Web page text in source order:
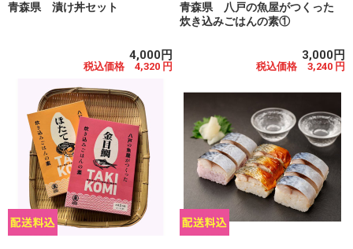
青森県 漬け丼セット
4,000円
税込価格 4,320 円
青森県 八戸の魚屋がつくった
炊き込みごはんの素①
3,000円
税込価格 3,240 円